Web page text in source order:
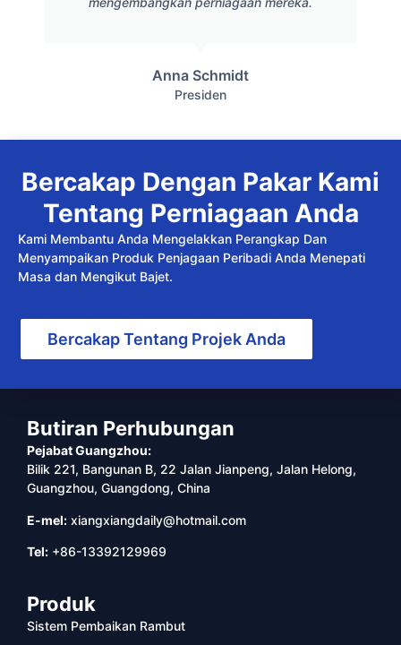
Anna Schmidt
Presiden
Bercakap Dengan Pakar Kami
Tentang Perniagaan Anda
Kami Membantu Anda Mengelakkan Perangkap Dan
Menyampaikan Produk Penjagaan Peribadi Anda Menepati
Masa dan Mengikut Bajet.
Bercakap Tentang Projek Anda
Butiran Perhubungan
Pejabat Guangzhou:
Bilik 221, Bangunan B, 22 Jalan Jianpeng, Jalan Helong,
Guangzhou, Guangdong, China
E-mel: xiangxiangdaily@hotmail.com
Tel: +86-13392129969
Produk
Sistem Pembaikan Rambut